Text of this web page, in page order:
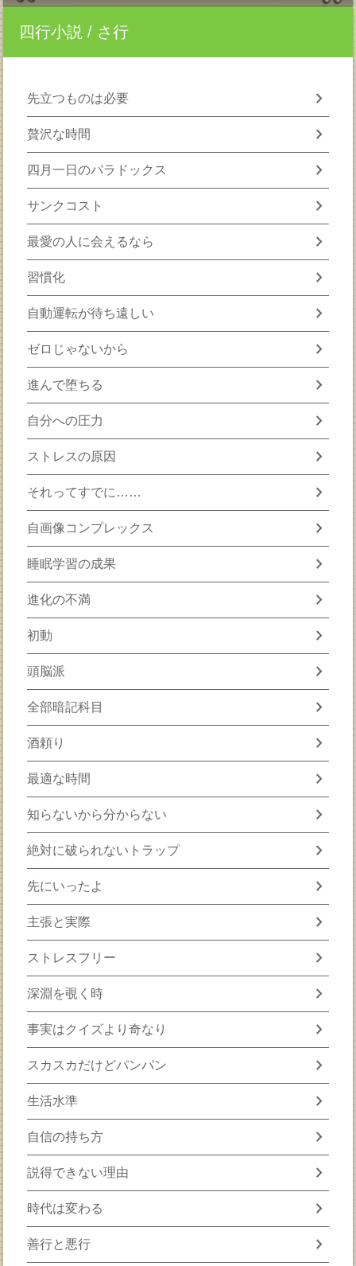
四行小説 / さ行
先立つものは必要 chevron_right
贅沢な時間 chevron_right
四月一日のパラドックス chevron_right
サンクコスト chevron_right
最愛の人に会えるなら chevron_right
習慣化 chevron_right
自動運転が待ち遠しい chevron_right
ゼロじゃないから chevron_right
進んで堕ちる chevron_right
自分への圧力 chevron_right
ストレスの原因 chevron_right
それってすでに…… chevron_right
自画像コンプレックス chevron_right
睡眠学習の成果 chevron_right
進化の不満 chevron_right
初動 chevron_right
頭脳派 chevron_right
全部暗記科目 chevron_right
酒頼り chevron_right
最適な時間 chevron_right
知らないから分からない chevron_right
絶対に破られないトラップ chevron_right
先にいったよ chevron_right
主張と実際 chevron_right
ストレスフリー chevron_right
深淵を覗く時 chevron_right
事実はクイズより奇なり chevron_right
スカスカだけどパンパン chevron_right
生活水準 chevron_right
自信の持ち方 chevron_right
説得できない理由 chevron_right
時代は変わる chevron_right
善行と悪行 chevron_right